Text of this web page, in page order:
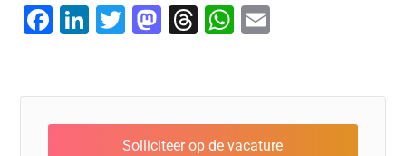
F
e
b
Li
e
dI
T
er
M
o
d
T
a
d
W
s
A
l